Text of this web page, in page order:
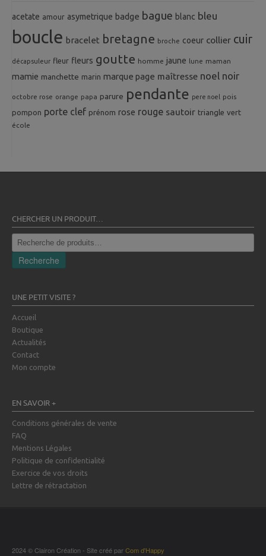
acetate amour asymetrique badge bague blanc bleu
boucle bracelet bretagne broche coeur collier cuir
décapsuleur fleur fleurs goutte homme jaune lune maman
mamie manchette marin marque page maîtresse noel noir
octobre rose orange papa parure pendante pere noel pois
pompon porte clef prénom rose rouge sautoir triangle vert
école
CHERCHER UN PRODUIT…
Recherche
pour :
Recherche
UNE PETIT VISITE ?
Accueil
Boutique
Actualités
Contact
Mon compte
EN SAVOIR +
Conditions générales de vente
FAQ
Mentions Légales
Politique de confidentialité
Exercice de vos droits
Lettre de rétractation
2024 © Clairon Création - Site créé parCom d'Happy